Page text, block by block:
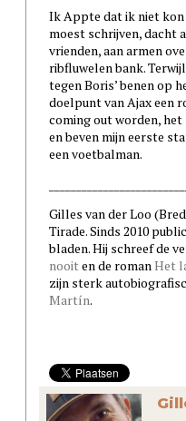
Ik Appte dat ik niet
moest schrijven, dacht
vrienden, aan armen
ribfluwelen bank.
tegen Boris’ benen op
doelpunt van Ajax een
coming out worden,
en beven mijn eerste
een voetbalman.
Gilles van der Loo
Tirade. Sinds 2010
bladen. Hij schreef de
nooiten de romanHet
zijn sterk
Martín.